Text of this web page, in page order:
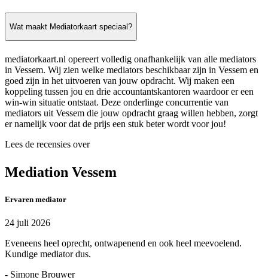
Wat maakt Mediatorkaart speciaal?
mediatorkaart.nl opereert volledig onafhankelijk van alle mediators
in Vessem. Wij zien welke mediators beschikbaar zijn in Vessem en
goed zijn in het uitvoeren van jouw opdracht. Wij maken een
koppeling tussen jou en drie accountantskantoren waardoor er een
win-win situatie ontstaat. Deze onderlinge concurrentie van
mediators uit Vessem die jouw opdracht graag willen hebben, zorgt
er namelijk voor dat de prijs een stuk beter wordt voor jou!
Lees de recensies over
Mediation Vessem
Ervaren mediator
24 juli 2026
Eveneens heel oprecht, ontwapenend en ook heel meevoelend.
Kundige mediator dus.
- Simone Brouwer